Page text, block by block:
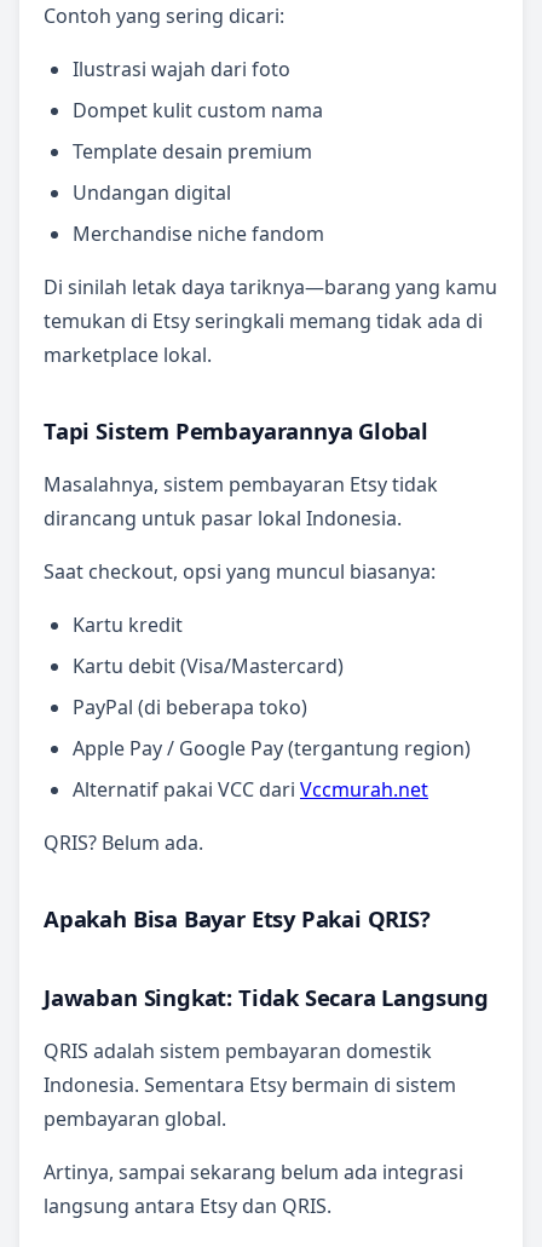
Contoh yang sering dicari:
Ilustrasi wajah dari foto
Dompet kulit custom nama
Template desain premium
Undangan digital
Merchandise niche fandom
Di sinilah letak daya tariknya—barang yang kamu
temukan di Etsy seringkali memang tidak ada di
marketplace lokal.
Tapi Sistem Pembayarannya Global
Masalahnya, sistem pembayaran Etsy tidak
dirancang untuk pasar lokal Indonesia.
Saat checkout, opsi yang muncul biasanya:
Kartu kredit
Kartu debit (Visa/Mastercard)
PayPal (di beberapa toko)
Apple Pay / Google Pay (tergantung region)
Alternatif pakai VCC dari Vccmurah.net
QRIS? Belum ada.
Apakah Bisa Bayar Etsy Pakai QRIS?
Jawaban Singkat: Tidak Secara Langsung
QRIS adalah sistem pembayaran domestik
Indonesia. Sementara Etsy bermain di sistem
pembayaran global.
Artinya, sampai sekarang belum ada integrasi
langsung antara Etsy dan QRIS.